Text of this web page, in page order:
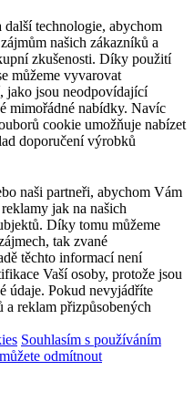
technologie, abychom
našich zákazníků a
zkušenosti. Díky použití
můžeme vyvarovat
jako jsou neodpovídající
mimořádné nabídky. Navíc
cookie umožňuje nabízet
doporučení výrobků
naši partneři, abychom Vám
jak na našich
Díky tomu můžeme
tak zvané
těchto informací není
Vaší osoby, protože jsou
údaje. Pokud nevyjádříte
a reklam přizpůsobených
Souhlasím s používáním
odmítnout